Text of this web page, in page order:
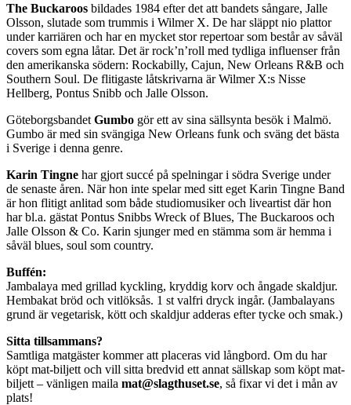
The Buckaroos bildades 1984 efter det att bandets sångare, Jalle
Olsson, slutade som trummis i Wilmer X. De har släppt nio plattor
under karriären och har en mycket stor repertoar som består av såväl
covers som egna låtar. Det är rock’n’roll med tydliga influenser från
den amerikanska södern: Rockabilly, Cajun, New Orleans R&B och
Southern Soul. De flitigaste låtskrivarna är Wilmer X:s Nisse
Hellberg, Pontus Snibb och Jalle Olsson.
Göteborgsbandet Gumbo gör ett av sina sällsynta besök i Malmö.
Gumbo är med sin svängiga New Orleans funk och sväng det bästa
i Sverige i denna genre.
Karin Tingne har gjort succé på spelningar i södra Sverige under
de senaste åren. När hon inte spelar med sitt eget Karin Tingne Band
är hon flitigt anlitad som både studiomusiker och liveartist där hon
har bl.a. gästat Pontus Snibbs Wreck of Blues, The Buckaroos och
Jalle Olsson & Co. Karin sjunger med en stämma som är hemma i
såväl blues, soul som country.
Buffén:
Jambalaya med grillad kyckling, kryddig korv och ångade skaldjur.
Hembakat bröd och vitlöksås. 1 st valfri dryck ingår. (Jambalayans
grund är vegetarisk, kött och skaldjur adderas efter tycke och smak.)
Sitta tillsammans?
Samtliga matgäster kommer att placeras vid långbord. Om du har
köpt mat-biljett och vill sitta bredvid ett annat sällskap som köpt mat-
biljett – vänligen maila mat@slagthuset.se, så fixar vi det i mån av
plats!